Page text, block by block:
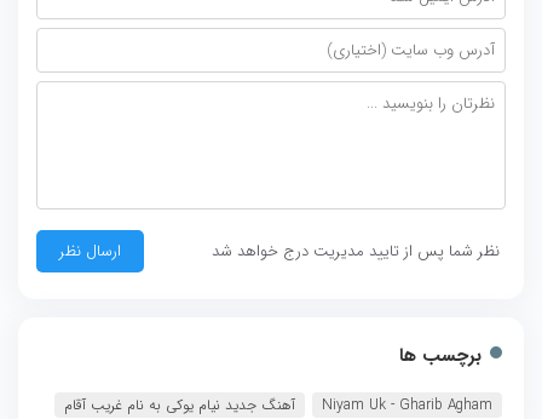
نظر شما پس از تایید مدیریت درج خواهد شد
برچسب ها
Niyam Uk - Gharib Agham آهنگ جدید نیام یوکی به نام غریب آقام